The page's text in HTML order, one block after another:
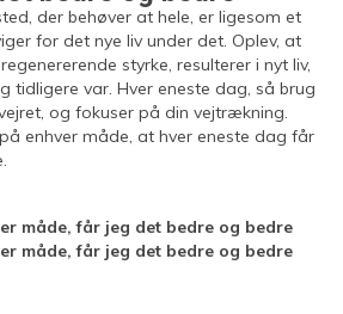
der behøver at hele, er ligesom et
for det nye liv under det. Oplev, at
styrke, resulterer i nyt liv,
tidligere var. Hver eneste dag, så brug
og fokuser på din vejtrækning.
enhver måde, at hver eneste dag får
måde, får jeg det bedre og bedre
måde, får jeg det bedre og bedre